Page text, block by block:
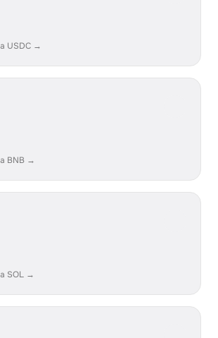
USDC →
BNB →
SOL →